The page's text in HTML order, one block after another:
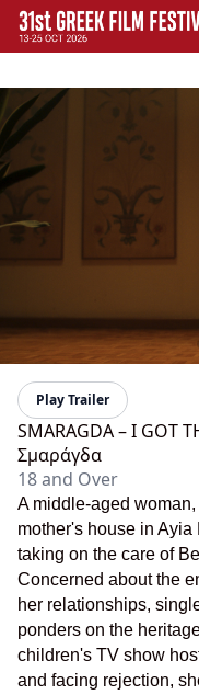
GFF
Greek Film
Play Trailer
SMARAGDA – I GOT
Σμαράγδα
18 and Over
A middle-aged
mother's house in
taking on the care of
Concerned about the
her relationships,
ponders on the
children's TV show
and facing rejection,